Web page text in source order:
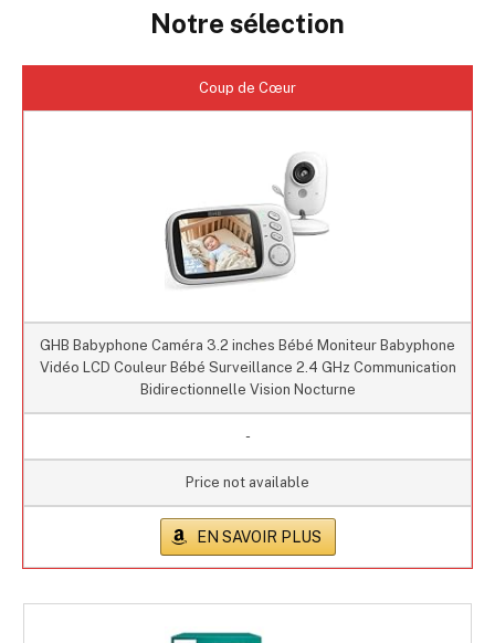
Notre sélection
Coup de Cœur
GHB Babyphone Caméra 3.2 inches Bébé Moniteur Babyphone
Vidéo LCD Couleur Bébé Surveillance 2.4 GHz Communication
Bidirectionnelle Vision Nocturne
-
Price not available
EN SAVOIR PLUS